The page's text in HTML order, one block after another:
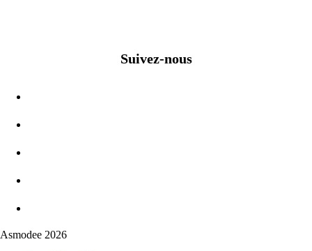
Suivez-nous
Asmodee 2026